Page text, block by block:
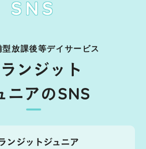
SNS
放課後等デイサービス
ランジット
ニアのSNS
ンジットジュニア